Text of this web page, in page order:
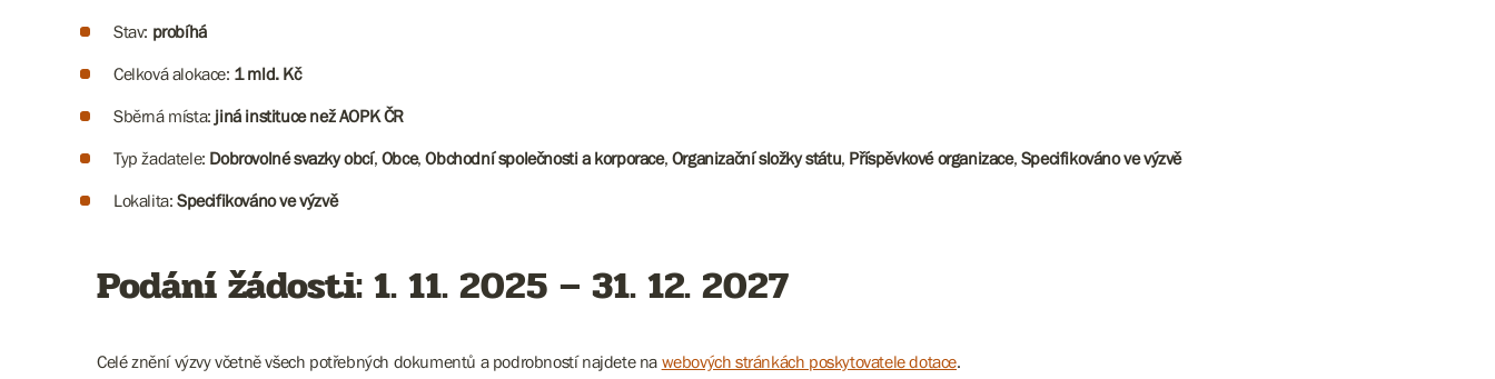
Stav: probíhá
Celková alokace: 1 mld. Kč
Sběrná místa: jiná instituce než AOPK ČR
Typ žadatele: Dobrovolné svazky obcí, Obce,Obchodní společnosti a korporace, Organizační složky státu, Příspěvkové organizace, Specifikováno ve výzvě
Lokalita: Specifikováno ve výzvě
Podání žádosti: 1. 11. 2025 – 31. 12. 2027
Celé znění výzvy včetně všech potřebných dokumentů a podrobností najdete na webových stránkách poskytovatele dotace.